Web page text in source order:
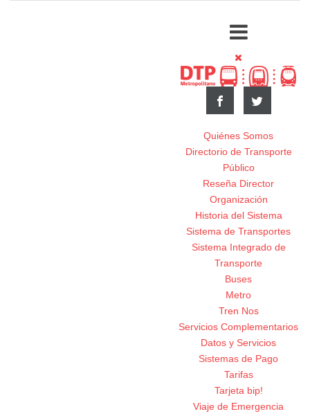
Quiénes Somos
Directorio de Transporte
Público
Reseña Director
Organización
Historia del Sistema
Sistema de Transportes
Sistema Integrado de
Transporte
Buses
Metro
Tren Nos
Servicios Complementarios
Datos y Servicios
Sistemas de Pago
Tarifas
Tarjeta bip!
Viaje de Emergencia